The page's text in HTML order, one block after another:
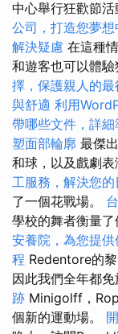
中心舉行狂歡節
公司，打造您夢想
解決疑慮 在這種
和遊客也可以體驗
擇，保護親人的最
與舒適 利用
帶哪些文件，詳
塑面部輪廓 最傑
和球，以及戲劇
工服務，解決您
了一個花戰場。
學校的舞者衡量
安養院，為您提
程 Redentore的
因此我們全年都免
跡 Minigolff，
個新的運動場。